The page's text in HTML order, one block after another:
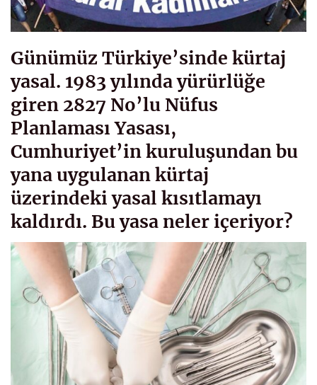
Günümüz Türkiye’sinde kürtaj
yasal. 1983 yılında yürürlüğe
giren 2827 No’lu Nüfus
Planlaması Yasası,
Cumhuriyet’in kuruluşundan bu
yana uygulanan kürtaj
üzerindeki yasal kısıtlamayı
kaldırdı. Bu yasa neler içeriyor?